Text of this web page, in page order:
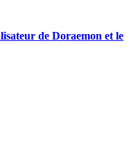
de Doraemon et le